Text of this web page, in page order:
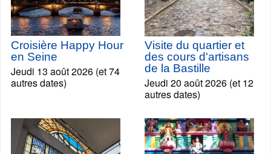
Croisière Happy Hour
en Seine
Jeudi 13 août 2026 (et 74
autres dates)
Visite du quartier et
des cours d'artisans
de la Bastille
Jeudi 20 août 2026 (et 12
autres dates)